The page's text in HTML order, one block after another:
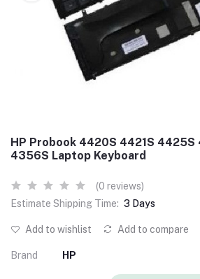
HP Probook 4420S 4421S
4356S Laptop Keyboard
(0 reviews)
Estimate Shipping Time: 3 Days
Add to wishlist Add to compare
Brand HP